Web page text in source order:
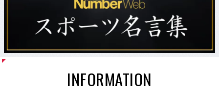
INFORMATION